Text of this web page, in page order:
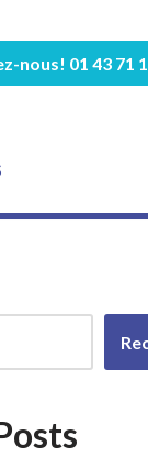
nous! 01 43 71